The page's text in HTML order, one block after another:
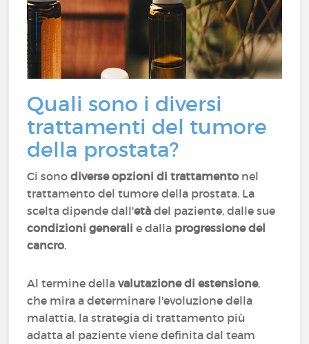
Quali sono i diversi
trattamenti del tumore
della prostata?
Ci sonodiverse opzioni di trattamento nel
trattamento del tumore della prostata. La
scelta dipende dall'età del paziente, dalle sue
condizioni generali e dalla progressione del
cancro.
Al termine dellavalutazione di estensione,
che mira a determinare l'evoluzione della
malattia, la strategia di trattamento più
adatta al paziente viene definita dal team